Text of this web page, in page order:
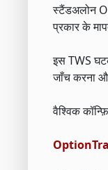
स्टैंडअलोन
प्रकार के
इस TWS
जाँच करना
वैश्विक